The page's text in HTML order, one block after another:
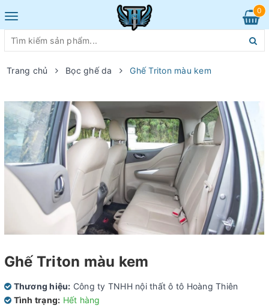
Toggle
navigation
0
Trang chủ Bọc ghế da Ghế Triton màu kem
Ghế Triton màu kem
Thương hiệu: Công ty TNHH nội thất ô tô Hoàng Thiên
Tình trạng: Hết hàng